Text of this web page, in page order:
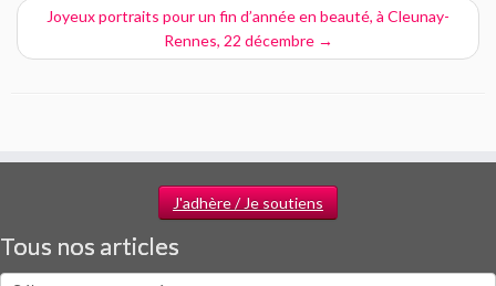
Joyeux portraits pour un fin d’année en beauté, à Cleunay-
Rennes, 22 décembre →
J'adhère / Je soutiens
Tous nos articles